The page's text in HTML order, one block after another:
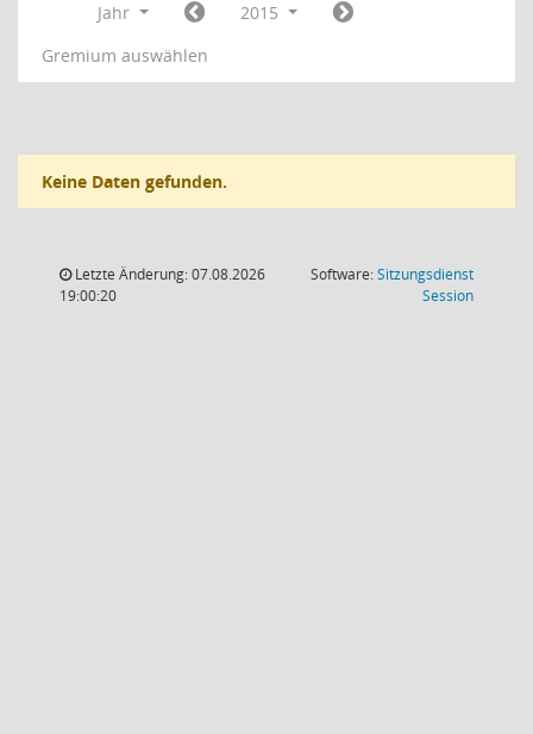
Jahr
2015
Gremium auswählen
Keine Daten gefunden.
Letzte Änderung: 07.08.2026
19:00:20
Software:Sitzungsdienst
Session(Wird in